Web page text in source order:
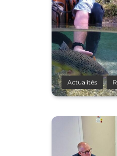
Actualités